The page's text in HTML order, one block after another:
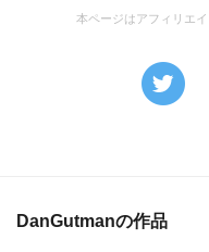
本ページはアフィリエ
DanGutmanの作品